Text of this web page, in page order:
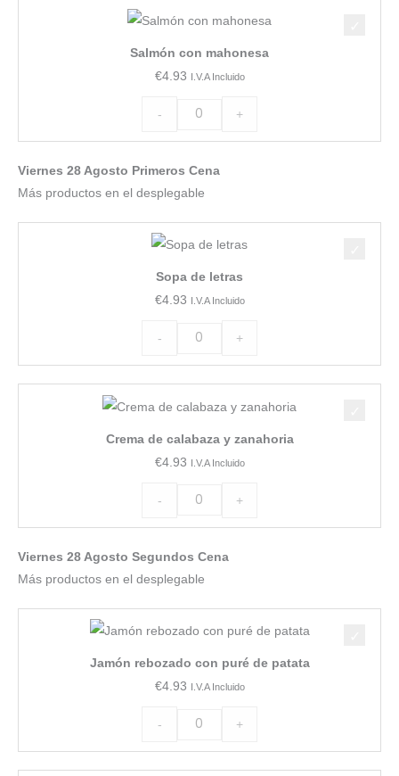
Salmón con mahonesa
€4.93 I.V.A Incluido
-
mahonesa
cantidad
+
Viernes 28 Agosto Primeros Cena
Más productos en el desplegable
Sopa de letras
€4.93 I.V.A Incluido
-
letras
cantidad
+
Crema de calabaza y zanahoria
€4.93 I.V.A Incluido
-
calabaza
y
+
Viernes 28 Agosto Segundos Cena
Más productos en el desplegable
Jamón rebozado con puré de patata
€4.93 I.V.A Incluido
-
con
puré
+